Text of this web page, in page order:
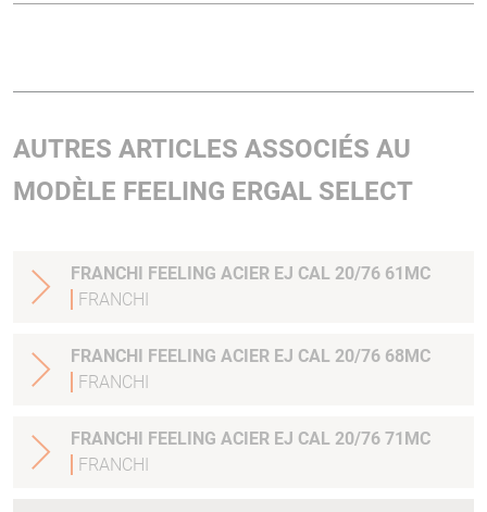
AUTRES ARTICLES ASSOCIÉS AU
MODÈLE FEELING ERGAL SELECT
FRANCHI FEELING ACIER EJ CAL 20/76 61MC
FRANCHI
FRANCHI FEELING ACIER EJ CAL 20/76 68MC
FRANCHI
FRANCHI FEELING ACIER EJ CAL 20/76 71MC
FRANCHI